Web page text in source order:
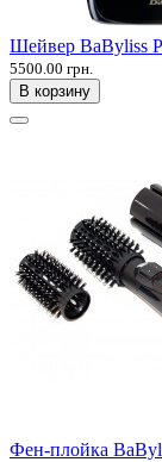
Шейвер BaByliss
5500.00 грн.
В корзину
Фен-плойка